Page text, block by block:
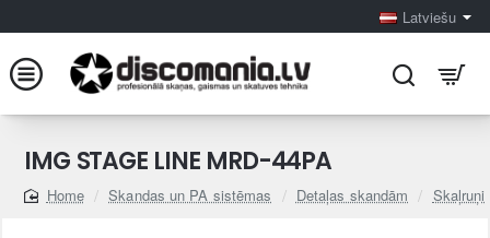
Latviešu
IMG STAGE LINE MRD-44PA
home
Skandas un PA sistēmas Detaļas skandām Skaļruņi